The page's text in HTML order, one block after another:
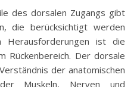
des dorsalen Zugangs gibt
die berücksichtigt werden
ist die
Rückenbereich. Der dorsale
der anatomischen
Muskeln, Nerven und